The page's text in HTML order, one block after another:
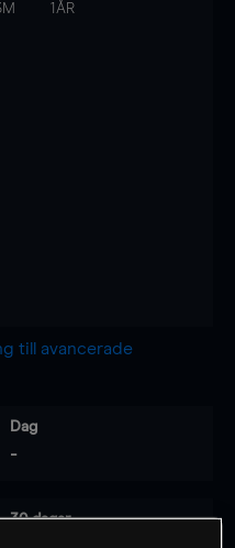
1ÅR
till avancerade
Dag
-
30 dagar